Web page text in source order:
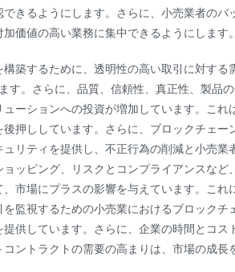
きるようにします。さらに、小売業者のバ
価値の高い業務に集中できるようにします。
築するために、透明性の高い取引に対する
す。さらに、品質、信頼性、真正性、製品
ーションへの投資が増加しています。これ
押ししています。さらに、ブロックチェー
リティを提供し、不正行為の削減と小売業
ッピング、リスクとコンプライアンスなど
市場にプラスの影響を与えています。これ
監視するための小売業におけるブロックチ
供しています。さらに、企業の時間とコス
ントラクトの需要の高まりは、市場の成長